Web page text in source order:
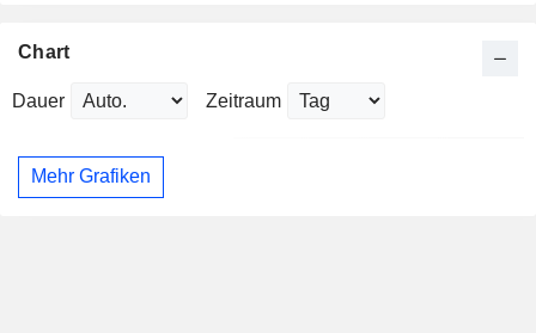
Chart
Dauer Zeitraum
Mehr Grafiken